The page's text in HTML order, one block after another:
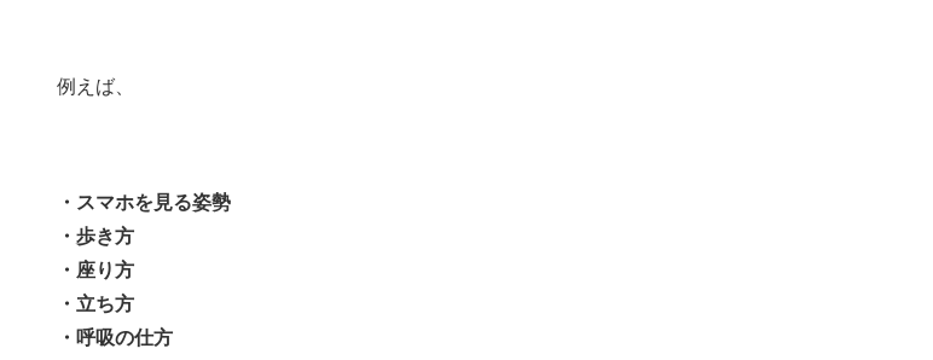
例えば、
・スマホを見る姿勢
・歩き方
・座り方
・立ち方
・呼吸の仕方